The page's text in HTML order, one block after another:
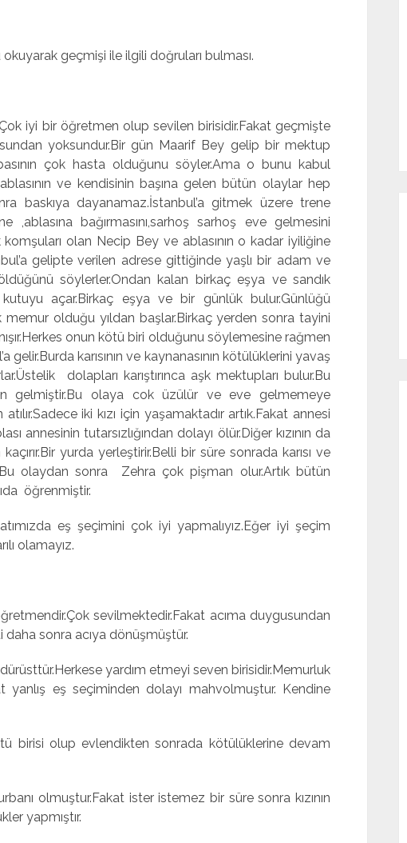
geçmişi ile ilgili doğruları bulması.
iyi bir öğretmen olup sevilen birisidir.Fakat geçmişte
yoksundur.Bir gün Maarif Bey gelip bir mektup
çok hasta olduğunu söyler.Ama o bunu kabul
ve kendisinin başına gelen bütün olaylar hep
baskıya dayanamaz.İstanbul’a gitmek üzere trene
,ablasına bağırmasını,sarhoş sarhoş eve gelmesini
olan Necip Bey ve ablasının o kadar iyiliğine
gelipte verilen adrese gittiğinde yaşlı bir adam ve
söylerler.Ondan kalan birkaç eşya ve sandık
açar.Birkaç eşya ve bir günlük bulur.Günlüğü
memur olduğu yıldan başlar.Birkaç yerden sonra tayini
onun kötü biri olduğunu söylemesine rağmen
gelir.Burda karısının ve kaynanasının kötülüklerini yavaş
dolapları karıştırınca aşk mektupları bulur.Bu
gelmiştir.Bu olaya cok üzülür ve eve gelmemeye
iki kızı için yaşamaktadır artık.Fakat annesi
annesinin tutarsızlığından dolayı ölür.Diğer kızının da
yurda yerleştirir.Belli bir süre sonrada karısı ve
olaydan sonra Zehra çok pişman olur.Artık bütün
öğrenmiştir.
eş şeçimini çok iyi yapmalıyız.Eğer iyi şeçim
olamayız.
sevilmektedir.Fakat acıma duygusundan
daha sonra acıya dönüşmüştür.
yardım etmeyi seven birisidir.Memurluk
yanlış eş seçiminden dolayı mahvolmuştur. Kendine
sonrada kötülüklerine devam
olmuştur.Fakat ister istemez bir süre sonra kızının
yapmıştır.